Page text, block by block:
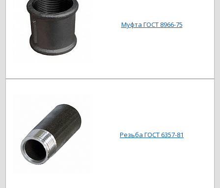
Муфта ГОСТ 8966-75
Резьба ГОСТ 6357-81